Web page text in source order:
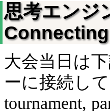
思考エンジ
大会当日は
ーに接続し
tournament,